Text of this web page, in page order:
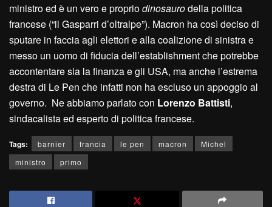
ministro ed è un vero e propriodinosaurodella politica
francese (“il Gasparri d’oltralpe”). Macron ha così deciso di
sputare in faccia agli elettori e alla coalizione di sinistra e
messo un uomo di fiducia dell’establishment che potrebbe
accontentare sia la finanza e gli USA, ma anche l’estrema
destra di Le Pen che infatti non ha escluso un appoggio al
governo. Ne abbiamo parlato con Lorenzo Battisti,
sindacalista ed esperto di politica francese.
Tags: barnier francia le pen macron
Michel
ministro
primo